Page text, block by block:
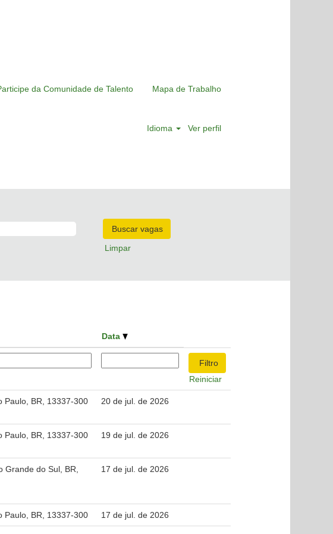
da Comunidade de Talento Mapa de Trabalho
Idioma Ver perfil
Limpar
Data
Reiniciar
Paulo, BR, 13337-300 20 de jul. de 2026
Paulo, BR, 13337-300 19 de jul. de 2026
Grande do Sul, BR,
17 de jul. de 2026
Paulo, BR, 13337-300 17 de jul. de 2026